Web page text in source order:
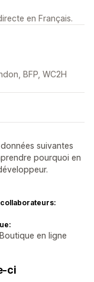
en Français.
BFP, WC2H
suivantes
pourquoi en
en ligne
ci